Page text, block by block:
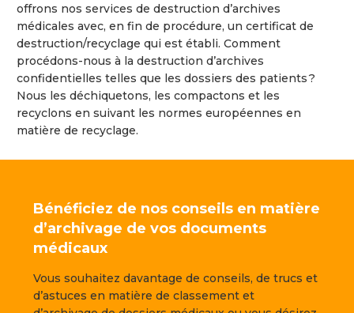
offrons nos services de destruction d’archives
médicales avec, en fin de procédure, un certificat de
destruction/recyclage qui est établi. Comment
procédons-nous à la destruction d’archives
confidentielles telles que les dossiers des patients ?
Nous les déchiquetons, les compactons et les
recyclons en suivant les normes européennes en
matière de recyclage.
Bénéficiez de nos conseils en matière
d’archivage de vos documents
médicaux
Vous souhaitez davantage de conseils, de trucs et
d’astuces en matière de classement et